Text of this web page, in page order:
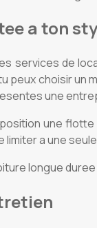
a ton
services de
peux choisir
une
une
limiter a une